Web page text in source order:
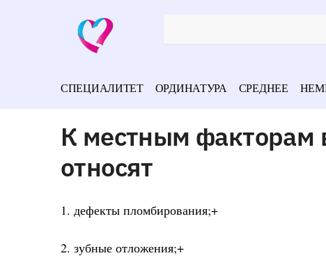
СПЕЦИАЛИТЕТ ОРДИНАТУРА СРЕДНЕЕ
К местным факторам
относят
1. дефекты пломбирования;+
2. зубные отложения;+